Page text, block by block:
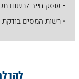
• עוסק חייב לרשום
• רשות המסים בודקת